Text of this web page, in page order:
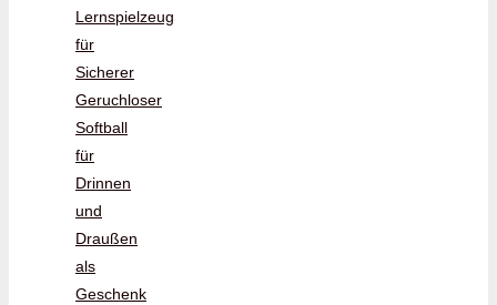
Lernspielzeug
für
Sicherer
Geruchloser
Softball
für
Drinnen
und
Draußen
als
Geschenk